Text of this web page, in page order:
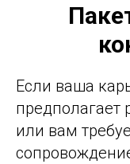
Если ваша
предполагает
или вам